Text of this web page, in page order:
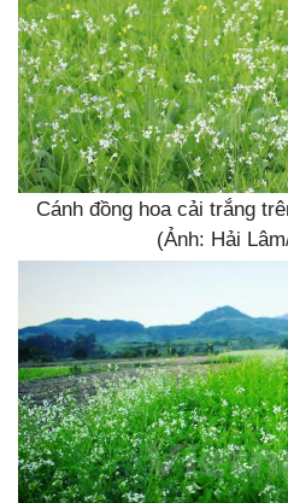
Cánh đồng hoa cải trắng
(Ảnh: Hải